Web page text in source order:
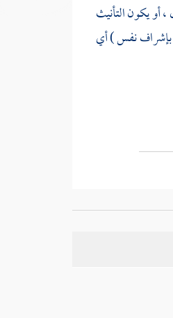
أو يكون التأنيث
( بإشراف نفس ) أي